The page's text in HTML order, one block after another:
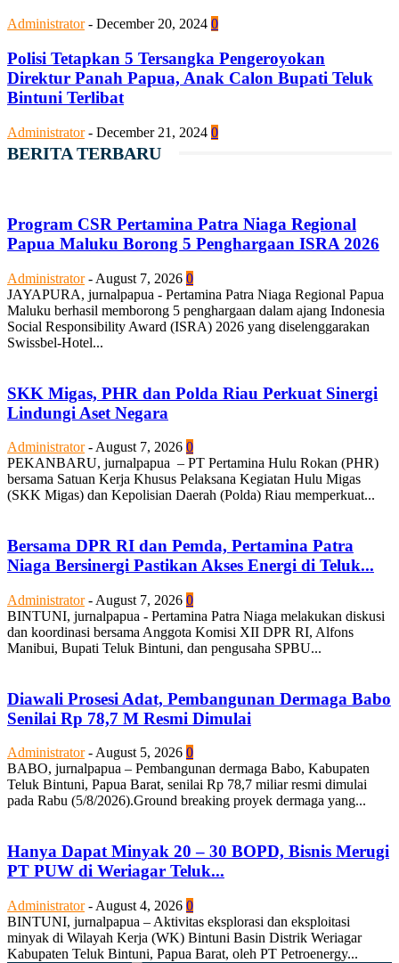
Administrator - December 20, 2024 0
Polisi Tetapkan 5 Tersangka Pengeroyokan
Direktur Panah Papua, Anak Calon Bupati Teluk
Bintuni Terlibat
Administrator - December 21, 2024 0
BERITA TERBARU
Program CSR Pertamina Patra Niaga Regional
Papua Maluku Borong 5 Penghargaan ISRA 2026
Administrator - August 7, 2026 0
JAYAPURA, jurnalpapua - Pertamina Patra Niaga Regional Papua
Maluku berhasil memborong 5 penghargaan dalam ajang Indonesia
Social Responsibility Award (ISRA) 2026 yang diselenggarakan
Swissbel-Hotel...
SKK Migas, PHR dan Polda Riau Perkuat Sinergi
Lindungi Aset Negara
Administrator -August 7, 2026 0
PEKANBARU, jurnalpapua – PT Pertamina Hulu Rokan (PHR)
bersama Satuan Kerja Khusus Pelaksana Kegiatan Hulu Migas
(SKK Migas) dan Kepolisian Daerah (Polda) Riau memperkuat...
Bersama DPR RI dan Pemda, Pertamina Patra
Niaga Bersinergi Pastikan Akses Energi di Teluk...
Administrator - August 7, 2026 0
BINTUNI, jurnalpapua - Pertamina Patra Niaga melakukan diskusi
dan koordinasi bersama Anggota Komisi XII DPR RI, Alfons
Manibui, Bupati Teluk Bintuni, dan pengusaha SPBU...
Diawali Prosesi Adat, Pembangunan Dermaga Babo
Senilai Rp 78,7 M Resmi Dimulai
Administrator - August 5, 2026 0
BABO, jurnalpapua – Pembangunan dermaga Babo, Kabupaten
Teluk Bintuni, Papua Barat, senilai Rp 78,7 miliar resmi dimulai
pada Rabu (5/8/2026).Ground breaking proyek dermaga yang...
Hanya Dapat Minyak 20 – 30 BOPD, Bisnis Merugi
PT PUW di Weriagar Teluk...
Administrator - August 4, 2026 0
BINTUNI, jurnalpapua – Aktivitas eksplorasi dan eksploitasi
minyak di Wilayah Kerja (WK) Bintuni Basin Distrik Weriagar
Kabupaten Teluk Bintuni, Papua Barat, oleh PT Petroenergy...